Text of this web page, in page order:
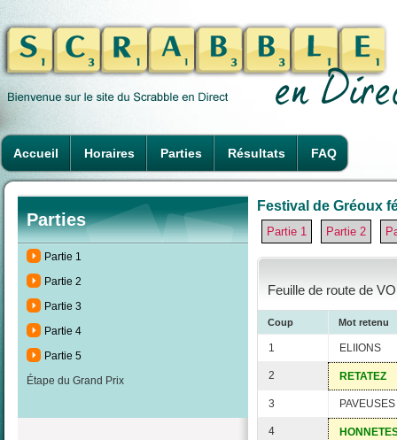
Accueil Horaires Parties Résultats FAQ
Parties
Partie 1
Partie 2
Partie 3
Partie 4
Partie 5
Étape du Grand Prix
Festival de Gréoux
Partie 1 Partie 2
Feuille de route de
Coup Mot retenu
1 ELIIONS
2 RETATEZ
3 PAVEUSES
4